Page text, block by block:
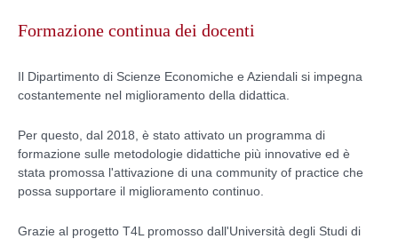
contentFormazione continua dei docenti
Il Dipartimento di Scienze Economiche e Aziendali si impegna
costantemente nel miglioramento della didattica.
Per questo, dal 2018, è stato attivato un programma di
formazione sulle metodologie didattiche più innovative ed è
stata promossa l'attivazione di una community of practice che
possa supportare il miglioramento continuo.
Grazie al progetto T4L promosso dall'Università degli Studi di